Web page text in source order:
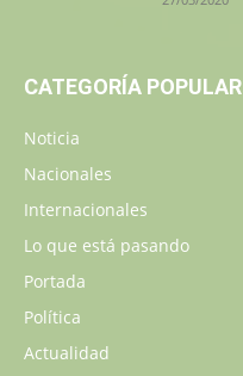
CATEGORÍA POPULAR
Noticia
Nacionales
Internacionales
Lo que está pasando
Portada
Política
Actualidad